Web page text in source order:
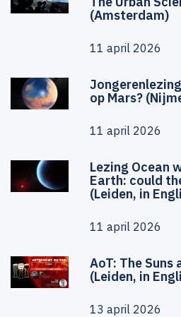
(Amsterdam)
11 april 2026
op Mars?
11 april 2026
Lezing Ocean
Earth: could
(Leiden, in
11 april 2026
AoT: The Suns
(Leiden, in
13 april 2026